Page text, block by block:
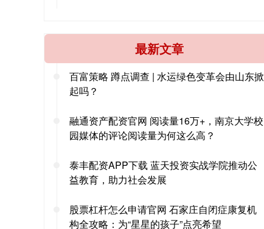
最新文章
百富策略 蹲点调查 | 水运绿色变革会由山东掀
起吗？
融通资产配资官网 阅读量16万+，南京大学校
园媒体的评论阅读量为何这么高？
泰丰配资APP下载 蓝天投资实战学院推动公
益教育，助力社会发展
股票杠杆怎么申请官网 石家庄自闭症康复机
构全攻略：为“星星的孩子”点亮希望